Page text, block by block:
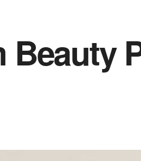
Beauty